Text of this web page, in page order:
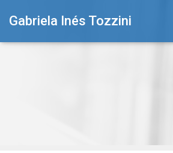
Gabriela Inés Tozzini